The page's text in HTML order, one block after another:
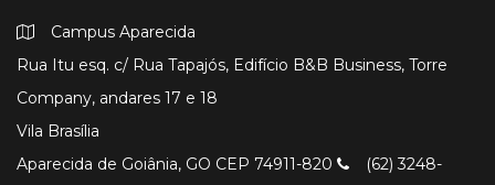
Campus Aparecida
Rua Itu esq. c/ Rua Tapajós, Edifício B&B Business, Torre
Company, andares 17 e 18
Vila Brasília
Aparecida de Goiânia, GO CEP 74911-820
(62) 3248-